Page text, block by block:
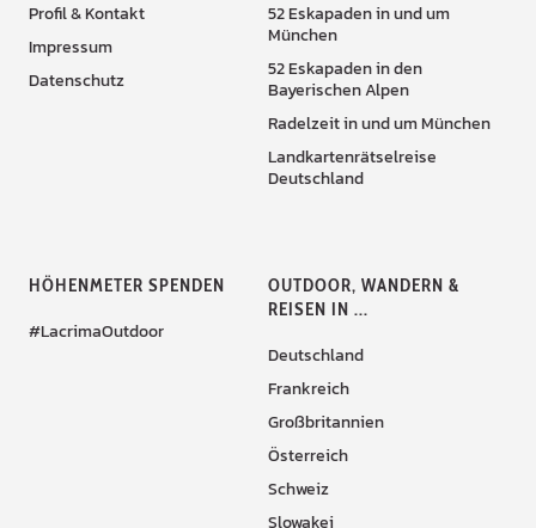
Profil & Kontakt
Impressum
Datenschutz
52 Eskapaden in und um
München
52 Eskapaden in den
Bayerischen Alpen
Radelzeit in und um München
Landkartenrätselreise
Deutschland
HÖHENMETER SPENDEN
#LacrimaOutdoor
OUTDOOR, WANDERN &
REISEN IN ...
Deutschland
Frankreich
Großbritannien
Österreich
Schweiz
Slowakei